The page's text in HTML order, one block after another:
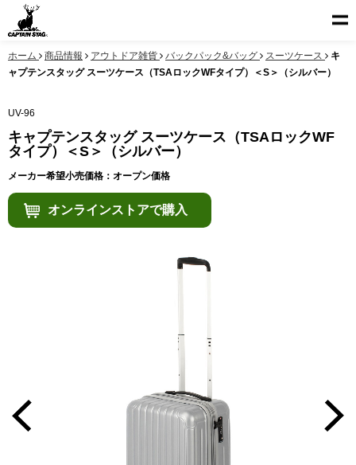
ホーム 商品情報 アウトドア雑貨 バックパック&バッグ スーツケース
キ
ャプテンスタッグ スーツケース（TSAロックWFタイプ）＜S＞（シルバー）
UV-96
キャプテンスタッグ スーツケース（TSAロックWF
タイプ）＜S＞（シルバー）
メーカー希望小売価格：オープン価格
オンラインストアで購入